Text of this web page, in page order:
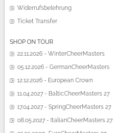
Widerrufsbelehrung
Ticket Transfer
SHOP ON TOUR
22.11.2026 - WinterCheerMasters
05.12.2026 - GermanCheerMasters
12.12.2026 - European Crown
11.04.2027 - BalticCheerMasters 27
17.04.2027 - SpringCheerMasters 27
08.05.2027 - ItalianCheerMasters 27